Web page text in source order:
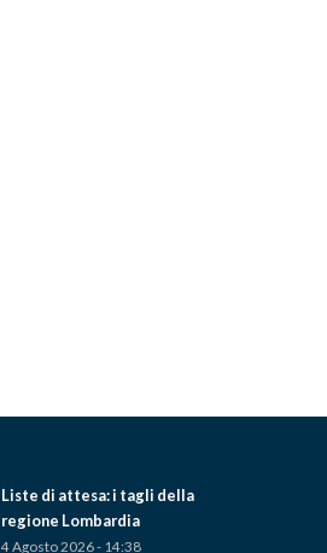
Liste di attesa: i tagli della
regione Lombardia
4 Agosto 2026 - 14:38